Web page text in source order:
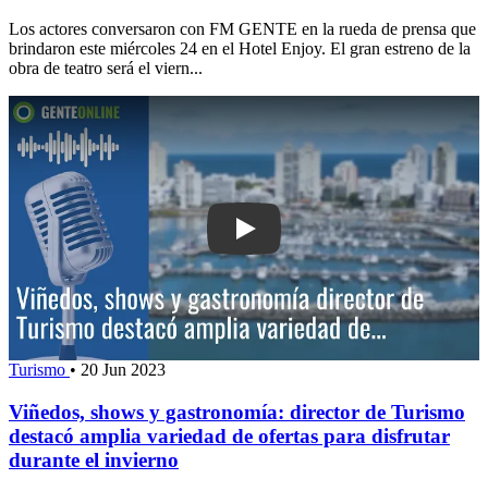
Los actores conversaron con FM GENTE en la rueda de prensa que
brindaron este miércoles 24 en el Hotel Enjoy. El gran estreno de la
obra de teatro será el viern...
Play: Viñedos, shows y gastronomía:
Turismo • 20 Jun 2023
Viñedos, shows y gastronomía: director de Turismo
destacó amplia variedad de ofertas para disfrutar
durante el invierno